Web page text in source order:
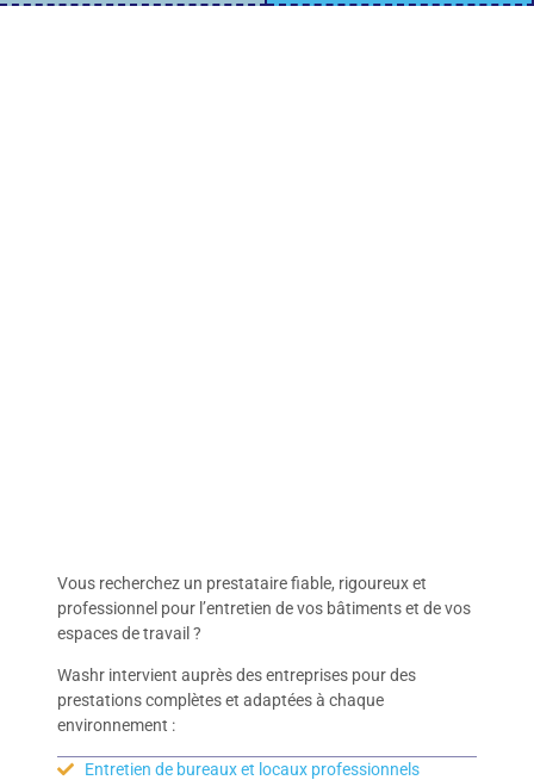
Vous recherchez un prestataire fiable, rigoureux et
professionnel pour l’entretien de vos bâtiments et de vos
espaces de travail ?
Washr intervient auprès des entreprises pour des
prestations complètes et adaptées à chaque
environnement :
Entretien de bureaux et locaux professionnels